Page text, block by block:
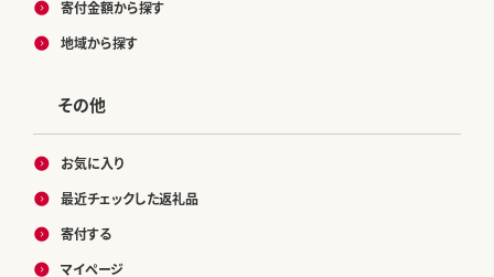
寄付金額から探す
地域から探す
その他
お気に入り
最近チェックした返礼品
寄付する
マイページ